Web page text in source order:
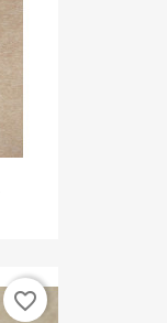
favorite_border